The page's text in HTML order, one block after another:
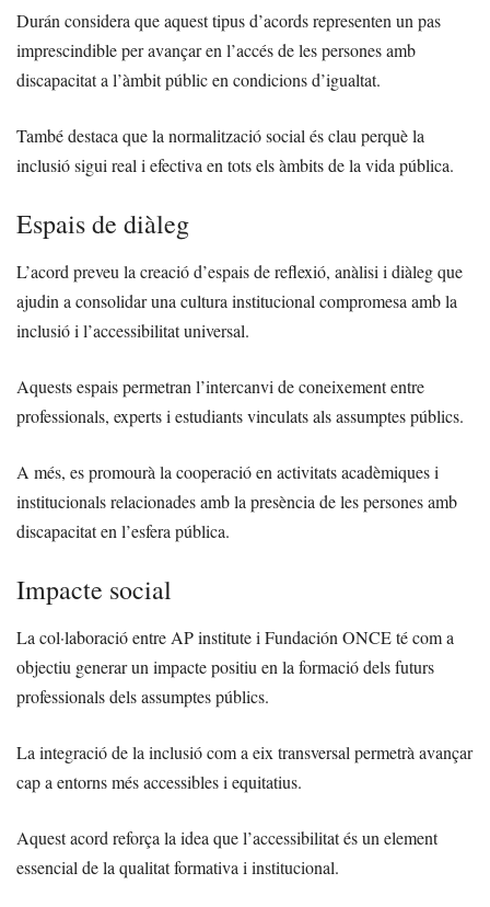
Durán considera que aquest tipus d’acords representen un pas
imprescindible per avançar en l’accés de les persones amb
discapacitat a l’àmbit públic en condicions d’igualtat.
També destaca que la normalització social és clau perquè la
inclusió sigui real i efectiva en tots els àmbits de la vida pública.
Espais de diàleg
L’acord preveu la creació d’espais de reflexió, anàlisi i diàleg que
ajudin a consolidar una cultura institucional compromesa amb la
inclusió i l’accessibilitat universal.
Aquests espais permetran l’intercanvi de coneixement entre
professionals, experts i estudiants vinculats als assumptes públics.
A més, es promourà la cooperació en activitats acadèmiques i
institucionals relacionades amb la presència de les persones amb
discapacitat en l’esfera pública.
Impacte social
La col·laboració entre AP institute i Fundación ONCE té com a
objectiu generar un impacte positiu en la formació dels futurs
professionals dels assumptes públics.
La integració de la inclusió com a eix transversal permetrà avançar
cap a entorns més accessibles i equitatius.
Aquest acord reforça la idea que l’accessibilitat és un element
essencial de la qualitat formativa i institucional.